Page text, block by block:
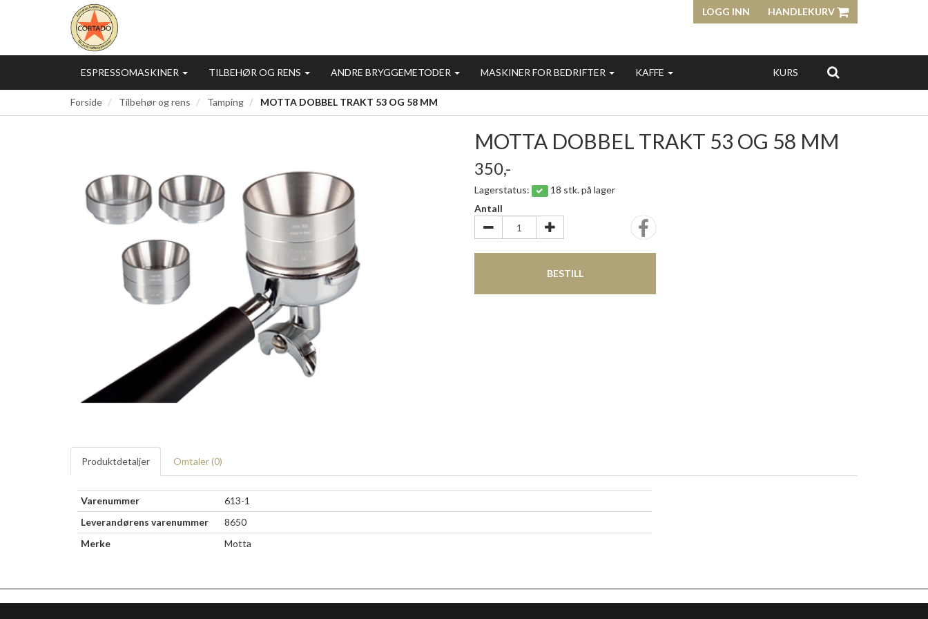
LOGG INN HANDLEKURV
ESPRESSOMASKINER TILBEHØR OG RENS ANDRE BRYGGEMETODER MASKINER FOR BEDRIFTER KAFFE KURS
Forside Tilbehør og rens Tamping MOTTA DOBBEL TRAKT 53 OG 58 MM
MOTTA DOBBEL TRAKT 53 OG 58 MM
350,-
Lagerstatus:
18 stk. på lager
Antall
BESTILL
Produktdetaljer Omtaler (0)
Varenummer
613-1
Leverandørens varenummer
8650
Merke
Motta